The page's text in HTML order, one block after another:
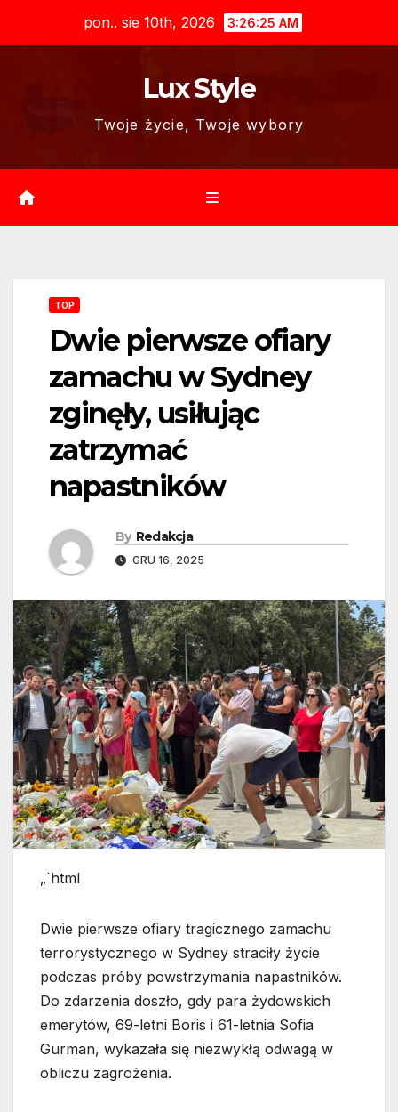
pon.. sie 10th, 2026 3:26:26 AM
Lux Style
Twoje życie, Twoje wybory
TOP
Dwie pierwsze ofiary
zamachu w Sydney
zginęły, usiłując
zatrzymać
napastników
By Redakcja
GRU 16, 2025
„`html
Dwie pierwsze ofiary tragicznego zamachu
terrorystycznego w Sydney straciły życie
podczas próby powstrzymania napastników.
Do zdarzenia doszło, gdy para żydowskich
emerytów, 69-letni Boris i 61-letnia Sofia
Gurman, wykazała się niezwykłą odwagą w
obliczu zagrożenia.